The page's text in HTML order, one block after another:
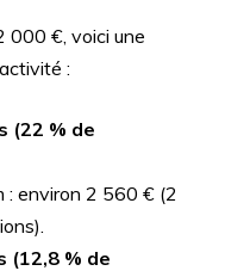
000 €, voici une
:
(22 % de
: environ 2 560 € (2
(12,8 % de